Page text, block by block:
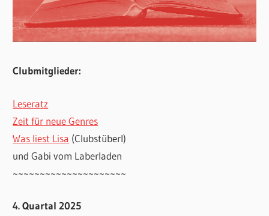
Clubmitglieder:
Leseratz
Zeit für neue Genres
Was liest Lisa (Clubstüberl)
und Gabi vom Laberladen
~~~~~~~~~~~~~~~~~~~~~
4. Quartal 2025